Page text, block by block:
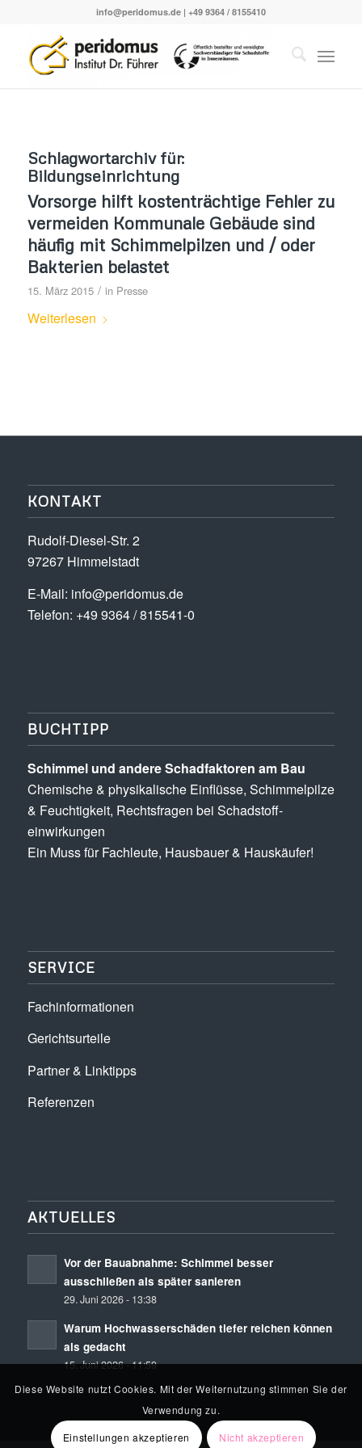
info@peridomus.de| +49 9364 / 8155410
Schlagwortarchiv für:
Bildungseinrichtung
Vorsorge hilft kostenträchtige Fehler zu
vermeiden Kommunale Gebäude sind
häufig mit Schimmelpilzen und / oder
Bakterien belastet
15. März 2015 / in Presse
Weiterlesen
KONTAKT
Rudolf-Diesel-Str. 2
97267 Himmelstadt
E-Mail: info@peridomus.de
Telefon: +49 9364 / 815541-0
BUCHTIPP
Schimmel und andere Schad­­faktoren am Bau
Chemische & physikalische Einflüsse, Schimmel­pilze
& Feuchtigkeit, Rechts­fragen bei Schadstoff­
einwirkungen
Ein Muss für Fachleute, Hausbauer & Hauskäufer!
SERVICE
Fachinformationen
Gerichtsurteile
Partner & Linktipps
Referenzen
AKTUELLES
Vor der Bauabnahme: Schimmel besser
ausschließen als später sanieren
29. Juni 2026 - 13:38
Warum Hochwasserschäden tiefer reichen können
als gedacht
15. Juni 2026 - 11:59
Diese Website nutzt Cookies. Mit der Weiternutzung stimmen Sie der
Verwendung zu.
Einstellungen akzeptieren Nicht akzeptieren